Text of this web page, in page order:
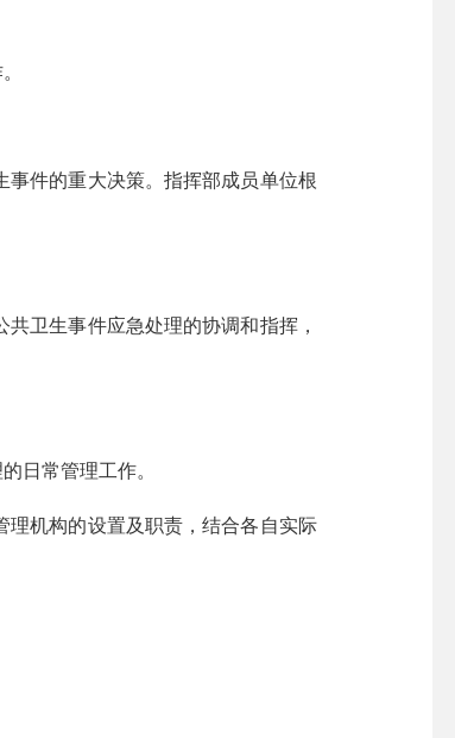
件的重大决策。指挥部成员单位根
卫生事件应急处理的协调和指挥，
日常管理工作。
机构的设置及职责，结合各自实际